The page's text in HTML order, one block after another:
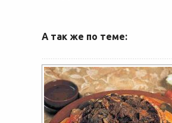
А так же по теме: